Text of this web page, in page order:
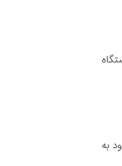
به